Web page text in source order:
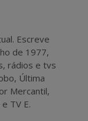
Escreve
de 1977,
rádios e tvs
Última
Mercantil,
TV E.